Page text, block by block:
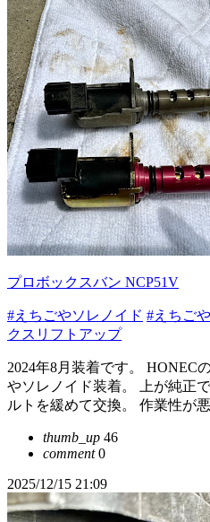
プロボックスバン NCP51V
#えちごやソレノイド #えちごや
クスリフトアップ
2024年8月装着です。 HONEC
やソレノイド装着。 上が純正
ルトを緩めて交換。 作業性が
thumb_up 46
comment0
2025/12/15 21:09